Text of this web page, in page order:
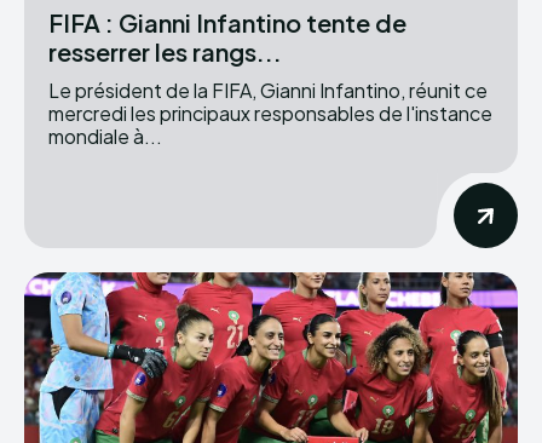
FIFA : Gianni Infantino tente de
resserrer les rangs...
Le président de la FIFA, Gianni Infantino, réunit ce
mercredi les principaux responsables de l'instance
mondiale à...